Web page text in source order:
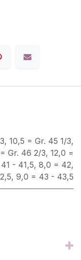
, 10,5 = Gr. 45 1/3,
Gr. 46 2/3, 12,0 =
- 41,5, 8,0 = 42,
, 9,0 = 43 - 43,5